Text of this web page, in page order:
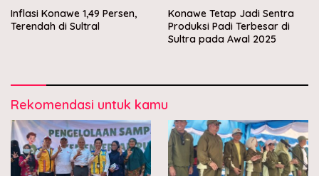
Inflasi Konawe 1,49 Persen,
Terendah di Sultral
Konawe Tetap Jadi Sentra
Produksi Padi Terbesar di
Sultra pada Awal 2025
Rekomendasi untuk kamu